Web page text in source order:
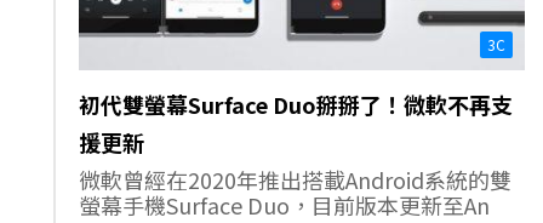
3C
初代雙螢幕Surface Duo掰掰了！微軟不再支
援更新
微軟曾經在2020年推出搭載Android系統的雙
螢幕手機Surface Duo，目前版本更新至An